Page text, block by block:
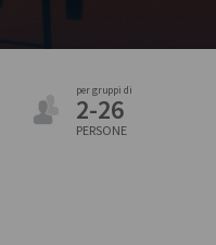
per gruppi di
2-26
PERSONE